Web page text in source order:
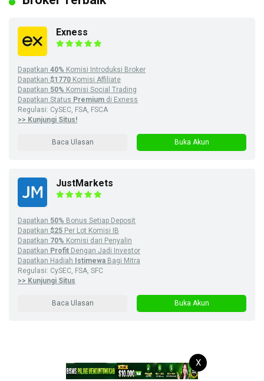
Exness
Dapatkan 40% Komisi Introduksi Broker
Dapatkan $1770 Komisi Affiliate
Dapatkan 50% Komisi Social Trading
Dapatkan Status Premium di Exness
Regulasi: CySEC, FSA, FSCA
>> Kunjungi Situs!
Baca Ulasan Buka Akun
JustMarkets
Dapatkan 50% Bonus Setiap Deposit
Dapatkan $25 Per Lot Komisi IB
Dapatkan 70% Komisi dari Penyalin
Dapatkan Profit Dengan Jadi Investor
Dapatkan Hadiah
Istimewa Bagi Mitra
Regulasi: CySEC, FSA, SFC
>> Kunjungi Situs
Baca Ulasan Buka Akun
X